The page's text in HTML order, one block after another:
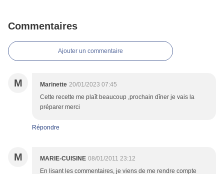
Commentaires
Ajouter un commentaire
M Marinette 20/01/2023 07:45
Cette recette me plaît beaucoup ,prochain dîner je vais la
préparer merci
Répondre
M MARIE-CUISINE 08/01/2011 23:12
En lisant les commentaires, je viens de me rendre compte